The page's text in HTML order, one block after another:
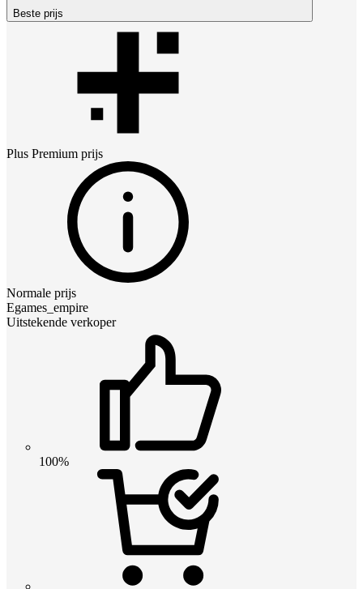
Beste prijs
Plus Premium prijs
Normale prijs
Egames_empire
Uitstekende verkoper
100%